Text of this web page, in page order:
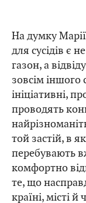
На думку
для сусідів є
газон, а
зовсім іншого
ініціативні,
проводять
той застій, в
перебувають
комфортно
те, що
країні, місті й